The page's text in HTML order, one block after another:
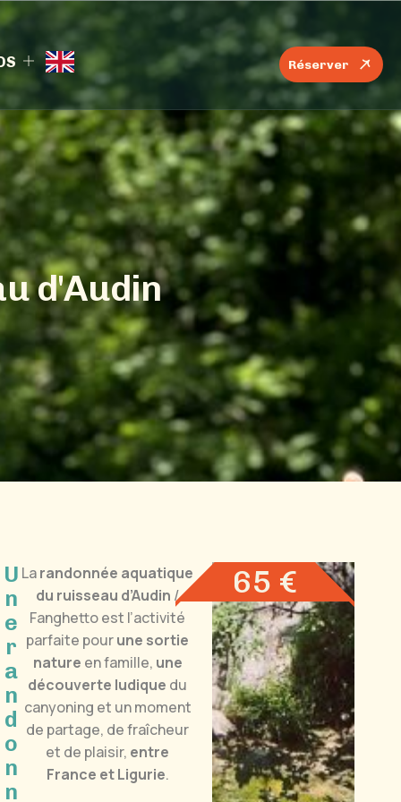
Réserver
ud'Audin
U
n
e
r
a
n
d
o
n
n
Larandonnée aquatique
du ruisseau d’Audin /
Fanghetto est l’activité
parfaite pourune sortie
nature en famille, une
découverte ludique du
canyoning et un moment
de partage, de fraîcheur
et de plaisir, entre
France et Ligurie.
65 €